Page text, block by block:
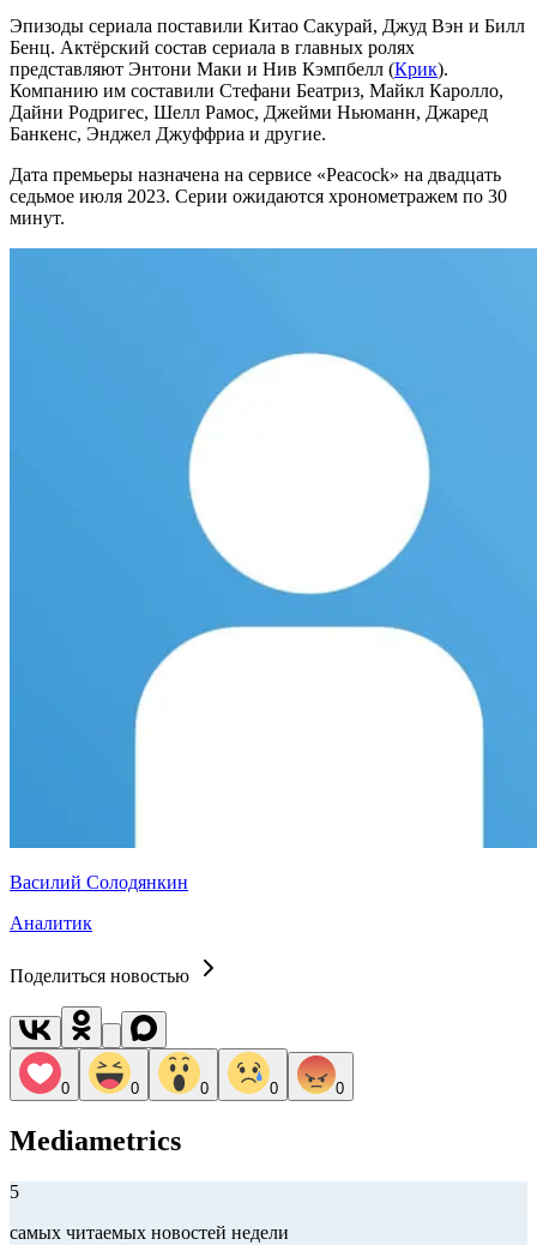
Эпизоды сериала поставили Китао Сакурай, Джуд Вэн и Билл
Бенц. Актёрский состав сериала в главных ролях
представляют Энтони Маки и Нив Кэмпбелл (Крик).
Компанию им составили Стефани Беатриз, Майкл Каролло,
Дайни Родригес, Шелл Рамос, Джейми Ньюманн, Джаред
Банкенс, Энджел Джуффриа и другие.
Дата премьеры назначена на сервисе «Peacock» на двадцать
седьмое июля 2023. Серии ожидаются хронометражем по 30
минут.
Василий Солодянкин
Аналитик
Поделиться новостью
0 0 0 0 0
Mediametrics
5
самых читаемых новостей недели